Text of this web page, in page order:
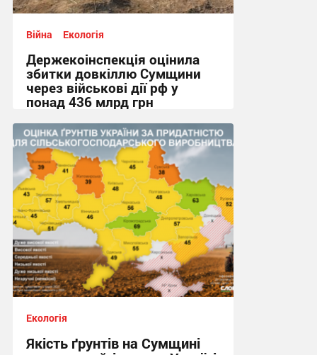
Війна Екологія
Держекоінспекція оцінила
збитки довкіллю Сумщини
через військові дії рф у
понад 436 млрд грн
20:50, 23.07.2026
Екологія
Якість ґрунтів на Сумщині